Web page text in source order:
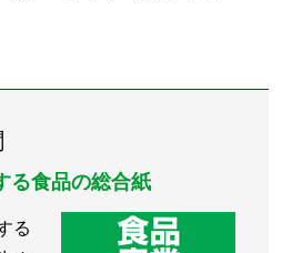
る食品の総合紙
る